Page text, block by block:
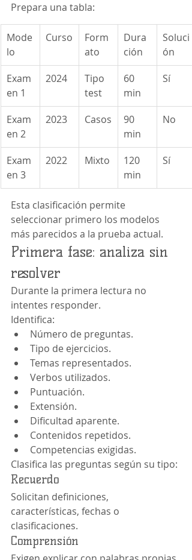
Prepara una tabla:
Mode
lo
Curso
Form
ato
Dura
ción
Soluci
ón
Exam
en 1
2024
Tipo
test
60
min
Sí
Exam
en 2
2023 Casos
90
min
No
Exam
en 3
2022 Mixto
120
min
Sí
Esta clasificación permite
seleccionar primero los modelos
más parecidos a la prueba actual.
Primera fase: analiza sin
resolver
Durante la primera lectura no
intentes responder.
Identifica:
Número de preguntas.
Tipo de ejercicios.
Temas representados.
Verbos utilizados.
Puntuación.
Extensión.
Dificultad aparente.
Contenidos repetidos.
Competencias exigidas.
Clasifica las preguntas según su tipo:
Recuerdo
Solicitan definiciones,
características, fechas o
clasificaciones.
Comprensión